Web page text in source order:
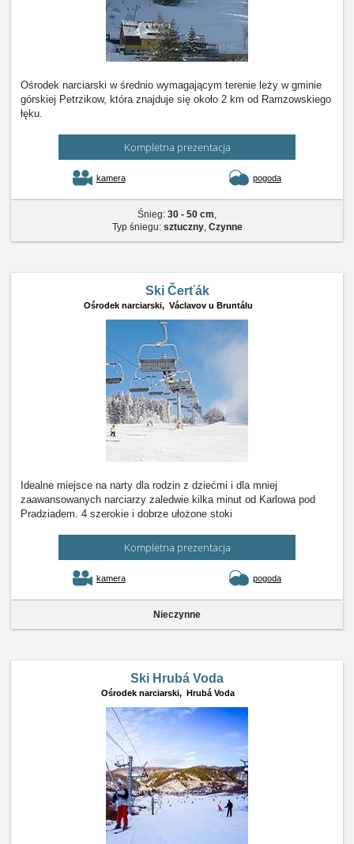
Ośrodek narciarski w średnio wymagającym terenie leży w gminie
górskiej Petrzikow, która znajduje się około 2 km od Ramzowskiego
łęku.
Kompletna prezentacja
kamera pogoda
Śnieg: 30 - 50 cm,
Typ śniegu: sztuczny, Czynne
Ski Čerťák
Ośrodek narciarski, Václavov u Bruntálu
Idealne miejsce na narty dla rodzin z dziećmi i dla mniej
zaawansowanych narciarzy zaledwie kilka minut od Karlowa pod
Pradziadem. 4 szerokie i dobrze ułożone stoki
Kompletna prezentacja
kamera pogoda
Nieczynne
Ski Hrubá Voda
Ośrodek narciarski, Hrubá Voda